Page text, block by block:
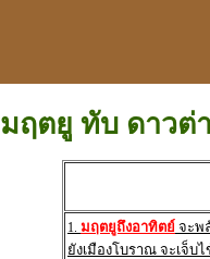
มฤตยู ทับ ดาวต่
1. มฤตยูถึงอาทิตย์ จะพ
ยังเมืองโบราณ จะเจ็บ